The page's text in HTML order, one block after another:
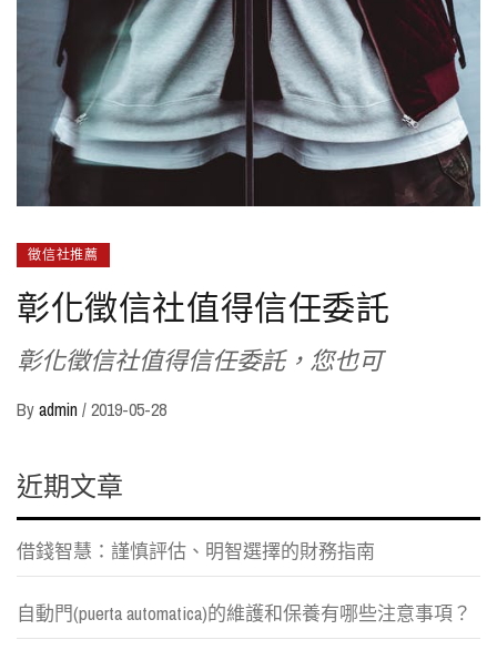
徵信社推薦
彰化徵信社值得信任委託
彰化徵信社值得信任委託，您也可
Byadmin /2019-05-28
近期文章
借錢智慧：謹慎評估、明智選擇的財務指南
自動門(puerta automatica)的維護和保養有哪些注意事項？